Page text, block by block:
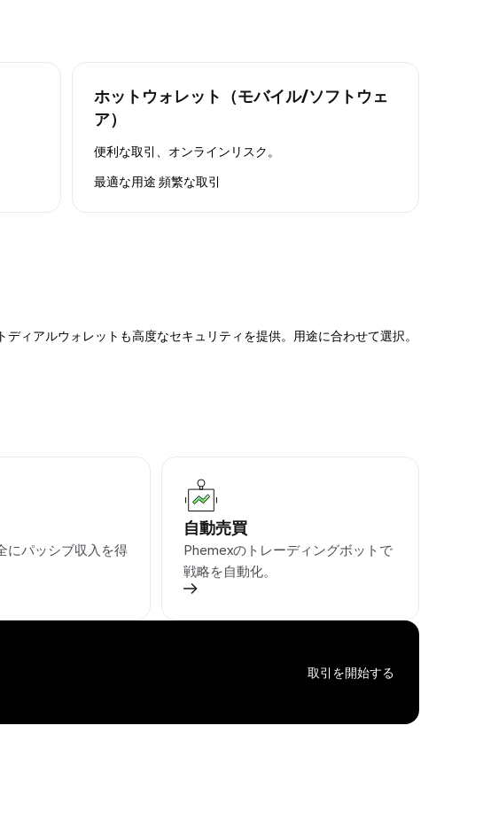
ホットウォレット（モバイル/ソフトウェ
ア）
便利な取引、オンラインリスク。
最適な用途 頻繁な取引
ィアルウォレットも高度なセキュリティを提供。用途に合わせて選択。
にパッシブ収入を得
自動売買
Phemexのトレーディングボットで
戦略を自動化。
取引を開始する